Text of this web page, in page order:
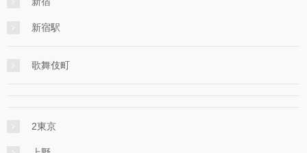
新宿駅
歌舞伎町
2東京